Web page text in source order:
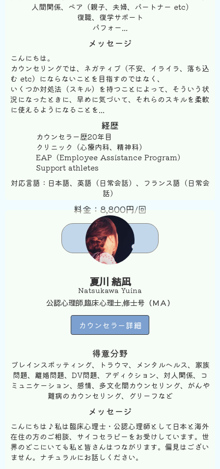
人間関係、ペア（親子、夫婦、パートナー etc)
復職、復学サポート
パフォー...
メッセージ
こんにちは。
カウンセリングでは、ネガティブ（不安、イライラ、落ち込
む etc）にならないことを目指すのではなく、
いくつか対処法（スキル）を持つことによって、そういう状
況になったときに、早めに気づいて、それらのスキルを柔軟
に使えるようになることを...
経歴
カウンセラー歴20年目
クリニック（心療内科、精神科）
EAP（Employee Assistance Program）
Support athletes
対応言語：日本語、英語（日常会話）、フランス語（日常会
話）
料金：8,800円/回
予約する
夏川 結凪
Natsukawa Yuina
公認心理師,臨床心理士,修士号（ＭＡ）
カウンセラー詳細
得意分野
ブレインスポッティング、トラウマ、メンタルヘルス、家族
問題、離婚問題、DV問題、アディクション、対人関係、コ
ミュニケーション、感情、多文化間カウンセリング、がんや
難病のカウンセリング、グリーフなど
メッセージ
こんにちは♪私は臨床心理士・公認心理師として日本と海外
在住の方のご相談、サイコセラピーをお受けしています。世
界のどこにいても私と皆さんはつながります。偏見はござい
ません。ナチュラルにお話しください。